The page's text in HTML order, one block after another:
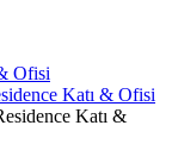
Ofisi
Katı & Ofisi
Katı &